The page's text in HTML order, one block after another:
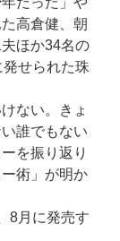
高倉健、朝
ほか34名の
せられた珠
ない。きょ
誰でもない
を振り返り
術」が明か
8月に発売す